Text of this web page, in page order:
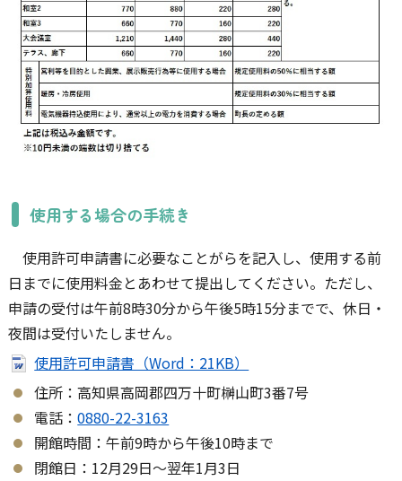
使用する場合の手続き
使用許可申請書に必要なことがらを記入し、使用する前
日までに使用料金とあわせて提出してください。ただし、
申請の受付は午前8時30分から午後5時15分までで、休日・
夜間は受付いたしません。
使用許可申請書（Word：21KB）
住所：高知県高岡郡四万十町榊山町3番7号
電話：0880-22-3163
開館時間：午前9時から午後10時まで
閉館日：12月29日～翌年1月3日